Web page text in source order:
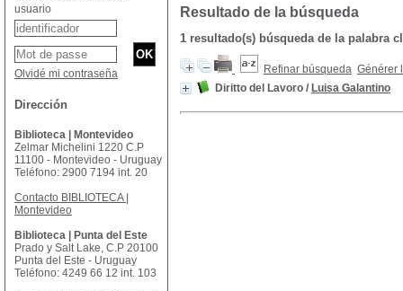
Resultado de la búsqueda
1 resultado(s) búsqueda de la palabra
Refinar búsqueda Générer
Diritto del Lavoro / Luisa Galantino
usuario
Olvidé mi contraseña
Dirección
Biblioteca | Montevideo
Zelmar Michelini 1220 C.P
11100 - Montevideo - Uruguay
Teléfono: 2900 7194 int. 20
Contacto BIBLIOTECA |
Montevideo
Biblioteca | Punta del Este
Prado y Salt Lake, C.P 20100
Punta del Este - Uruguay
Teléfono: 4249 66 12 int. 103